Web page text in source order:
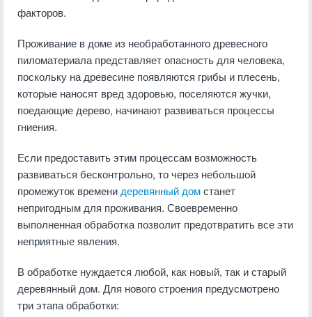
факторов.
Проживание в доме из необработанного древесного
пиломатериала представляет опасность для человека,
поскольку на древесине появляются грибы и плесень,
которые наносят вред здоровью, поселяются жучки,
поедающие дерево, начинают развиваться процессы
гниения.
Если предоставить этим процессам возможность
развиваться бесконтрольно, то через небольшой
промежуток времени деревянный домстанет
непригодным для проживания. Своевременно
выполненная обработка позволит предотвратить все эти
неприятные явления.
В обработке нуждается любой, как новый, так и старый
деревянный дом. Для нового строения предусмотрено
три этапа обработки: